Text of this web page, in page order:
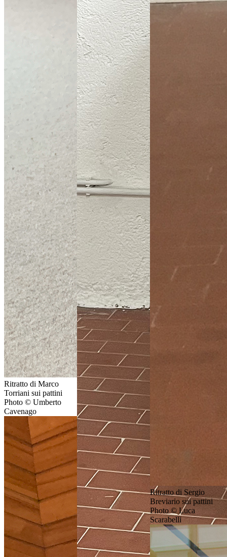
Ritratto di Marco
Torriani sui pattini
Photo © Umberto
Cavenago
Ritratto di Sergio
Breviario sui pattini
Photo © Luca
Scarabelli